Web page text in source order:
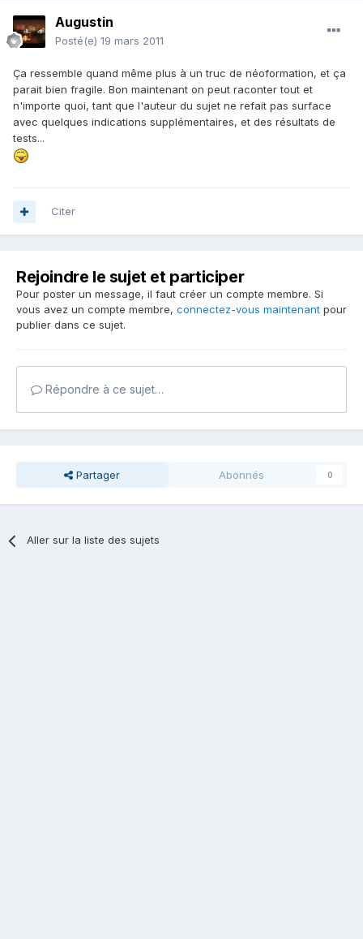
Augustin
Posté(e) 19 mars 2011
Ça ressemble quand même plus à un truc de néoformation, et ça
parait bien fragile. Bon maintenant on peut raconter tout et
n'importe quoi, tant que l'auteur du sujet ne refait pas surface
avec quelques indications supplémentaires, et des résultats de
tests...
Citer
Rejoindre le sujet et participer
Pour poster un message, il faut créer un compte membre. Si
vous avez un compte membre, connectez-vous maintenant pour
publier dans ce sujet.
Répondre à ce sujet…
Partager Abonnés 0
Aller sur la liste des sujets